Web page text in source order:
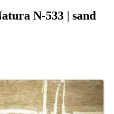
N-533 | sand